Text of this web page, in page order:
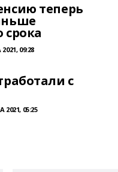
теперь
срока
09:28
с
2021, 05:25